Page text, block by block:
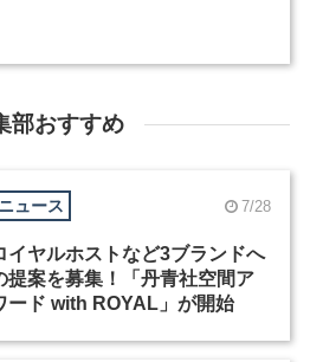
部おすすめ
ニュース 7/28
イヤルホストなど3ブランドへ
提案を募集！「丹青社空間ア
ード with ROYAL」が開始